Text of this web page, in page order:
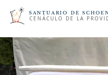
SANTUARIO DE
CENÁCULO DE LA